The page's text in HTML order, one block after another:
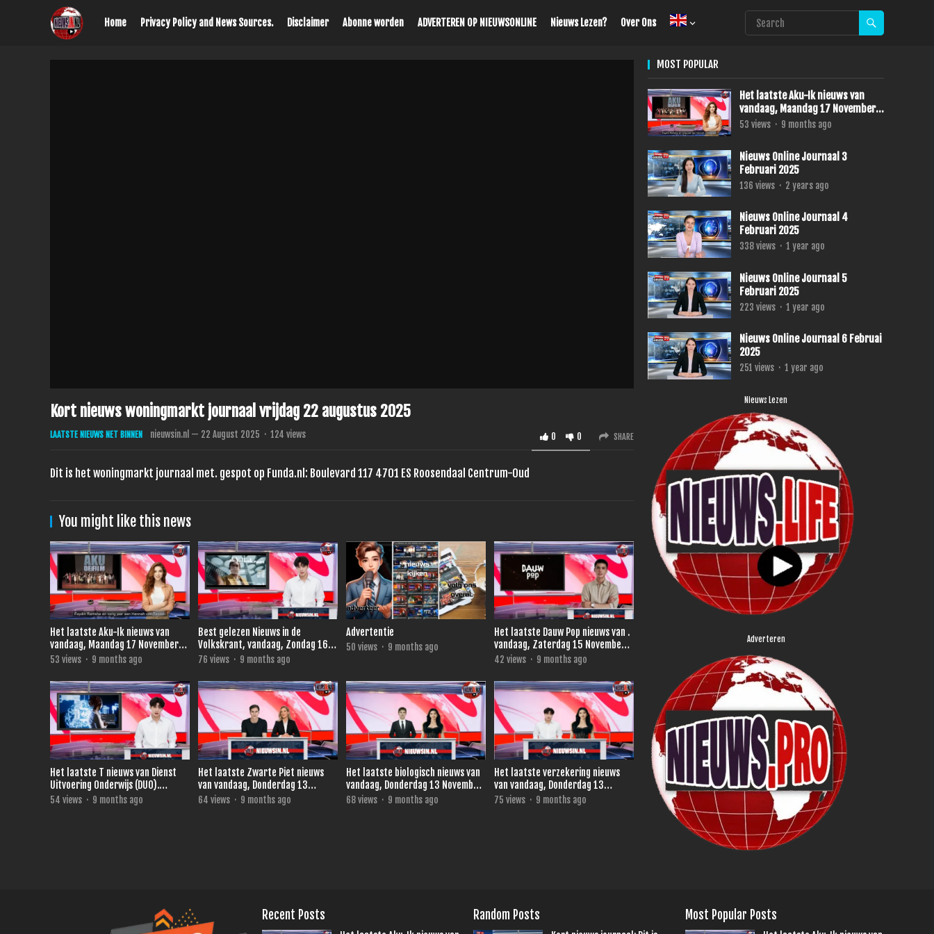
Home Privacy Policy and News Sources. Disclaimer Abonne worden ADVERTEREN OP NIEUWSONLINE Nieuws Lezen? Over Ons
Kort nieuws woningmarkt journaal vrijdag 22 augustus 2025
LAATSTE NIEUWS NET BINNEN nieuwsin.nl — 22 August 2025 · 124 views 0 0 SHARE
Dit is het woningmarkt journaal met. gespot op Funda.nl: Boulevard 117 4701 ES Roosendaal Centrum-Oud
You might like this news
Het laatste Aku-Ik nieuws van
vandaag, Maandag 17 November
2025.
53 views · 9 months ago
Best gelezen Nieuws in de
Volkskrant, vandaag, Zondag 16
November 2025
76 views · 9 months ago
Advertentie
50 views · 9 months ago
Het laatste Dauw Pop nieuws van .
vandaag, Zaterdag 15 November
2025
42 views · 9 months ago
Het laatste T nieuws van Dienst
Uitvoering Onderwijs (DUO).
vandaag, Vrijdag 14 November
54 views · 9 months ago
Het laatste Zwarte Piet nieuws
van vandaag, Donderdag 13
November 2025.
64 views · 9 months ago
Het laatste biologisch nieuws van
vandaag, Donderdag 13 November
2025.
68views · 9 months ago
Het laatste verzekering nieuws
van vandaag, Donderdag 13
November 2025.
75 views · 9 months ago
MOST POPULAR
Het laatste Aku-Ik nieuws van
vandaag, Maandag 17 November
2025.
53 views · 9 months ago
Nieuws Online Journaal 3
Februari 2025
136 views · 2 years ago
Nieuws Online Journaal 4
Februari 2025
338views · 1 year ago
Nieuws Online Journaal 5
Februari 2025
223 views · 1 year ago
Nieuws Online Journaal 6 Februai
2025
251 views · 1 year ago
Nieuws Lezen
Adverteren
Recent Posts Random Posts Most Popular Posts